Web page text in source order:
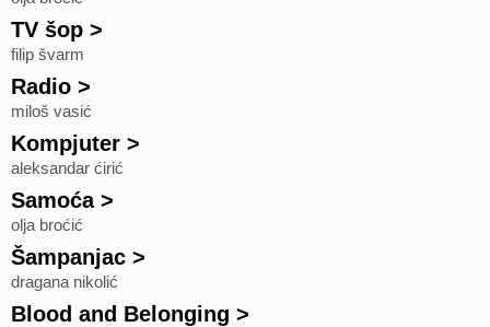
TV šop >
filip švarm
Radio >
miloš vasić
Kompjuter >
aleksandar ćirić
Samoća>
olja broćić
Šampanjac >
dragana nikolić
Blood and Belonging >